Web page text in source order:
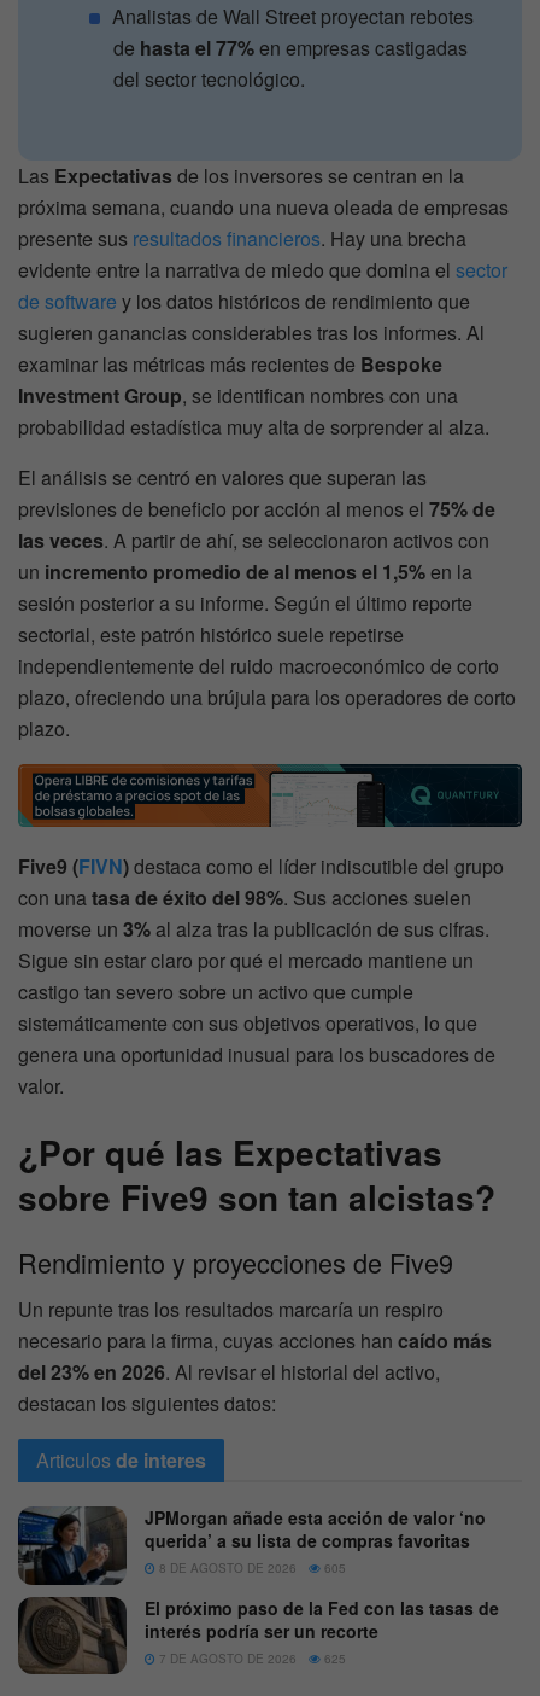
Analistas de Wall Street proyectan rebotes
de hasta el 77%en empresas castigadas
del sector tecnológico.
Las Expectativas de los inversores se centran en la
próxima semana, cuando una nueva oleada de empresas
presente sus resultados financieros. Hay una brecha
evidente entre la narrativa de miedo que domina el sector
de software y los datos históricos de rendimiento que
sugieren ganancias considerables tras los informes. Al
examinar las métricas más recientes de Bespoke
Investment Group, se identifican nombres con una
probabilidad estadística muy alta de sorprender al alza.
El análisis se centró en valores que superan las
previsiones de beneficio por acción al menos el 75% de
las veces. A partir de ahí, se seleccionaron activos con
un incremento promedio de al menos el 1,5%en la
sesión posterior a su informe. Según el último reporte
sectorial, este patrón histórico suele repetirse
independientemente del ruido macroeconómico de corto
plazo, ofreciendo una brújula para los operadores de corto
plazo.
Five9 (FIVN)destaca como el líder indiscutible del grupo
con unatasa de éxito del 98%. Sus acciones suelen
moverse un 3% al alza tras la publicación de sus cifras.
Sigue sin estar claro por qué el mercado mantiene un
castigo tan severo sobre un activo que cumple
sistemáticamente con sus objetivos operativos, lo que
genera una oportunidad inusual para los buscadores de
valor.
¿Por qué las Expectativas
sobre Five9 son tan alcistas?
Rendimiento y proyecciones de Five9
Un repunte tras los resultados marcaría un respiro
necesario para la firma, cuyas acciones han caído más
del 23% en 2026. Al revisar el historial del activo,
destacan los siguientes datos:
Articulosde interes
JPMorgan añade esta acción de valor ‘no
querida’ a su lista de compras favoritas
8 DE AGOSTO DE 2026 605
El próximo paso de la Fed con las tasas de
interés podría ser un recorte
7 DE AGOSTO DE 2026 625